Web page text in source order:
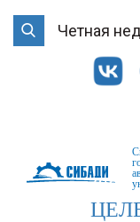
Четная